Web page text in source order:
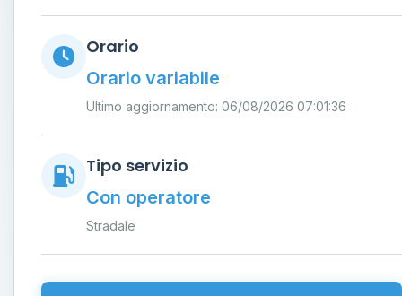
Orario
Orario variabile
Ultimo aggiornamento: 06/08/2026 07:01:36
Tipo servizio
Con operatore
Stradale